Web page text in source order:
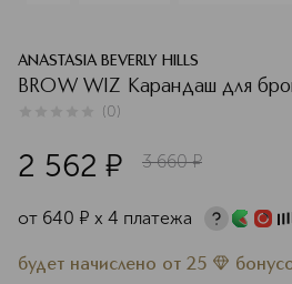
ANASTASIA BEVERLY HILLS
BROW WIZ Карандаш для
(0)
2 562 ¤ 3 660 ¤
от 640 ¤ х 4 платежа
будет начислено от 25